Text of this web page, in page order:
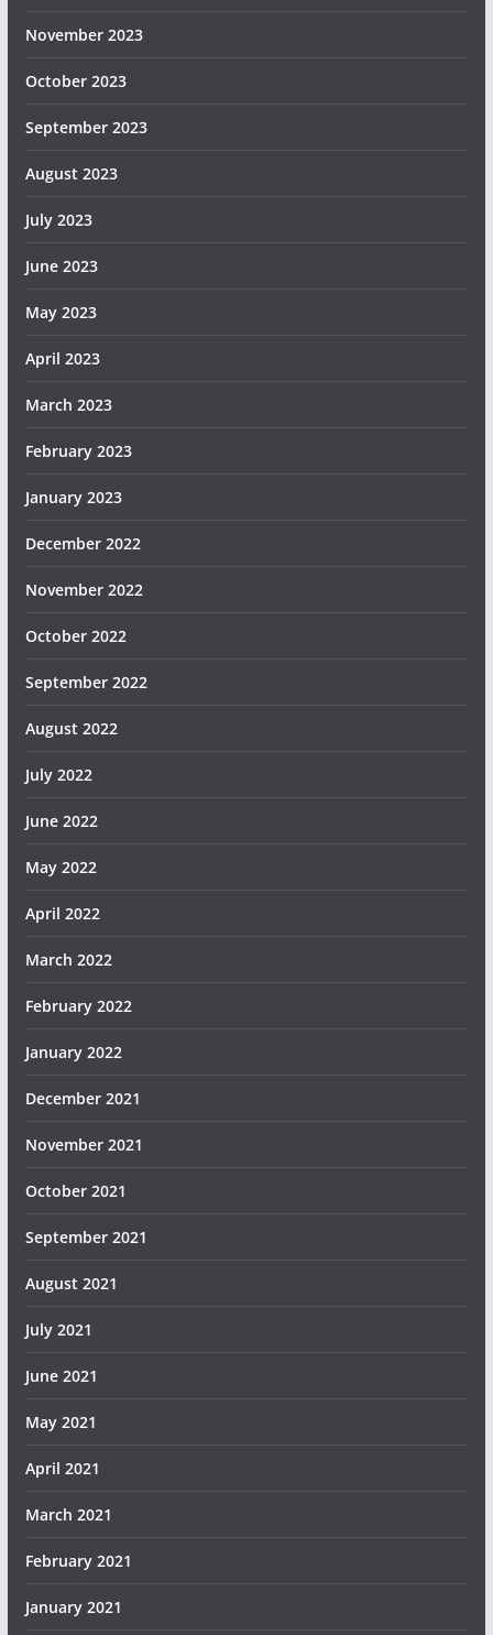
November 2023
October 2023
September 2023
August 2023
July 2023
June 2023
May 2023
April 2023
March 2023
February 2023
January 2023
December 2022
November 2022
October 2022
September 2022
August 2022
July 2022
June 2022
May 2022
April 2022
March 2022
February 2022
January 2022
December 2021
November 2021
October 2021
September 2021
August 2021
July 2021
June 2021
May 2021
April 2021
March 2021
February 2021
January 2021